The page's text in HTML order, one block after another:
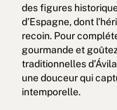
des figures
d’Espagne, dont
recoin. Pour
gourmande et
traditionnelles
une douceur qui
intemporelle.